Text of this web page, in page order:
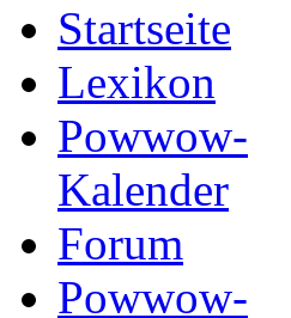
Startseite
Lexikon
Powwow-
Kalender
Forum
Powwow-